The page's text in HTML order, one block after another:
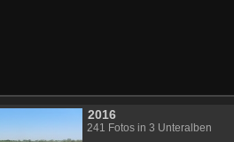
2016
241 Fotos in 3 Unteralben